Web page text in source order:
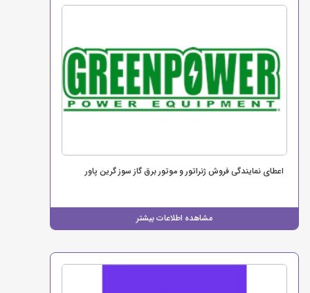
اعطای نمایندگی فروش ژنراتور و موتور برق گاز سوز گرین پاور
مشاهده اطلاعات بیشتر